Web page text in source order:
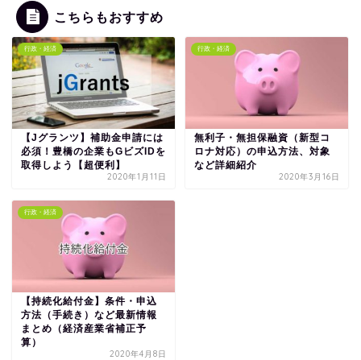
こちらもおすすめ
行政・経済
【Jグランツ】補助金申請には
必須！豊橋の企業もGビズIDを
取得しよう【超便利】
2020年1月11日
行政・経済
無利子・無担保融資（新型コ
ロナ対応）の申込方法、対象
など詳細紹介
2020年3月16日
行政・経済
【持続化給付金】条件・申込
方法（手続き）など最新情報
まとめ（経済産業省補正予
算）
2020年4月8日